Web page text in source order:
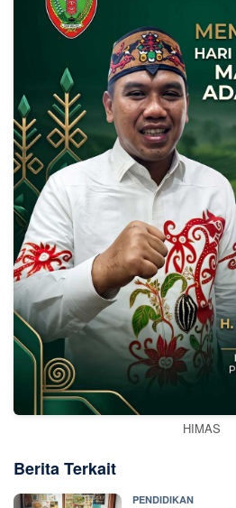
HIMAS
Berita Terkait
PENDIDIKAN